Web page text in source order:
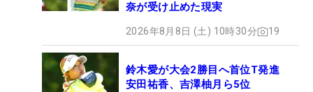
奈が受け止めた現実
2026年8月8日 (土) 10時30分 19
鈴木愛が大会2勝目へ首位T発進
安田祐香、吉澤柚月ら5位